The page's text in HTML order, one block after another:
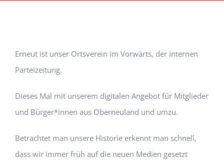
Erneut ist unser Ortsverein im Vorwärts, der internen
Parteizeitung.
Dieses Mal mit unserem digitalen Angebot für Mitglieder
und Bürger*innen aus Oberneuland und umzu.
Betrachtet man unsere Historie erkennt man schnell,
dass wir immer früh auf die neuen Medien gesetzt